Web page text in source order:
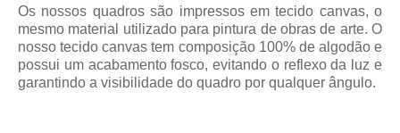
Os nossos quadros são impressos em tecido canvas, o
mesmo material utilizado para pintura de obras de arte. O
nosso tecido canvas tem composição 100% de algodão e
possui um acabamento fosco, evitando o reflexo da luz e
garantindo a visibilidade do quadro por qualquer ângulo.